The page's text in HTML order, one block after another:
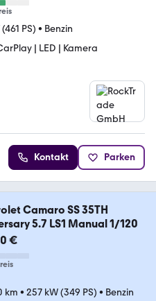
PS) • Benzin
| LED | Kamera
Kontakt Parken
Camaro SS 35TH
5.7 LS1 Manual 1/120
€
km • 257 kW (349 PS) • Benzin